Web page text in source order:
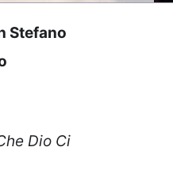
Stefano
Dio Ci